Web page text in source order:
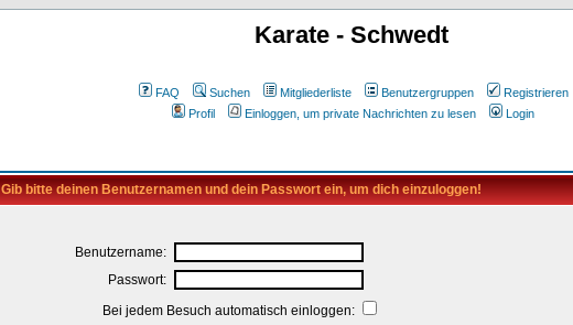
Karate - Schwedt
FAQ Suchen Mitgliederliste Benutzergruppen
Registrieren
Profil
Einloggen, um private Nachrichten zu lesen Login
Gib bitte deinen Benutzernamen und dein Passwort ein, um dich einzuloggen!
Benutzername:
Passwort:
Bei jedem Besuch automatisch einloggen: